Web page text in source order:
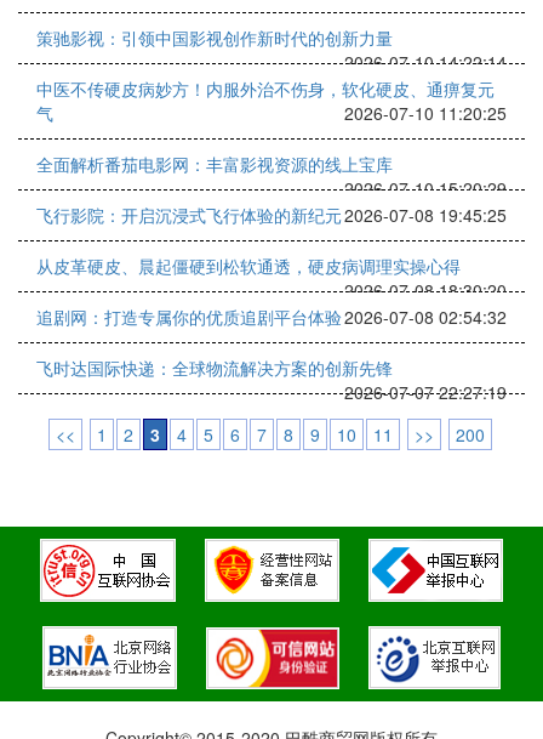
策驰影视：引领中国影视创作新时代的创新力量
2026-07-10 14:22:14
中医不传硬皮病妙方！内服外治不伤身，软化硬皮、通痹复元
气
2026-07-10 11:20:25
全面解析番茄电影网：丰富影视资源的线上宝库
2026-07-10 15:20:29
飞行影院：开启沉浸式飞行体验的新纪元2026-07-08 19:45:25
从皮革硬皮、晨起僵硬到松软通透，硬皮病调理实操心得
2026-07-08 18:30:20
追剧网：打造专属你的优质追剧平台体验2026-07-08 02:54:32
飞时达国际快递：全球物流解决方案的创新先锋
2026-07-07 22:27:19
<<
1 2 3 4 5 6 7 8 9 10 11 >> 200